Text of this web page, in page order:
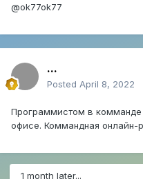
@ok77ok77
...
Posted April 8, 2022
Программистом в комманде
офисе. Коммандная онлайн-
1 month later...